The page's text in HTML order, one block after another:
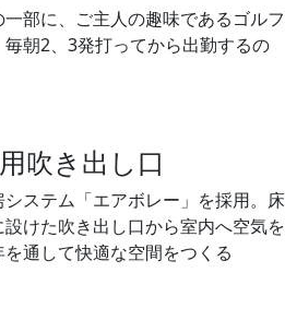
部に、ご主人の趣味であるゴルフ
朝2、3発打ってから出勤するの
吹き出し口
ステム「エアボレー」を採用。床
けた吹き出し口から室内へ空気を
通して快適な空間をつくる